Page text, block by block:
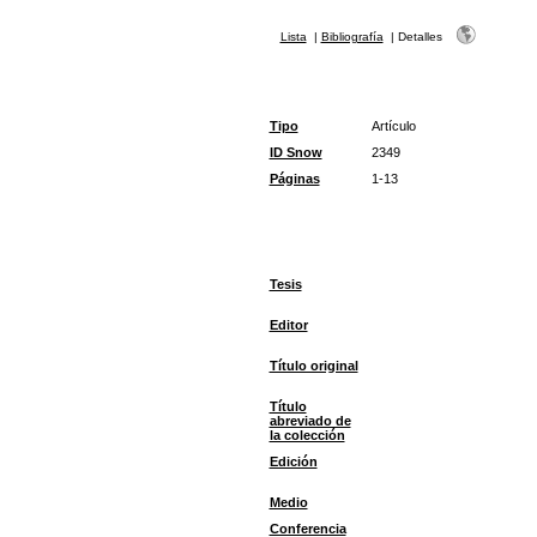
Lista | Bibliografía | Detalles
Tipo
Artículo
ID Snow
2349
Páginas
1-13
Tesis
Editor
Título original
Título
abreviado de
la colección
Edición
Medio
Conferencia